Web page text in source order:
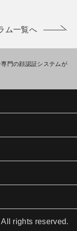
ム一覧へ
門の顔認証システムが
rights reserved.